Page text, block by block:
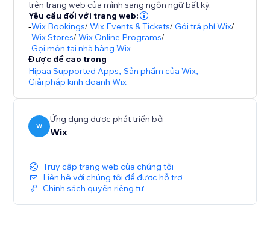
trên trang web của mình sang ngôn ngữ bất kỳ.
Yêu cầu đối với trang web:
-Wix Bookings/Wix Events & Tickets/Gói trả phí Wix/
Wix Stores/Wix Online Programs/
Gọi món tại nhà hàng Wix
Được đề cao trong
Hipaa Supported Apps,Sản phẩm của Wix,
Giải pháp kinh doanh Wix
W
Ứng dụng được phát triển bởi
Wix
Truy cập trang web của chúng tôi
Liên hệ với chúng tôi để được hỗ trợ
Chính sách quyền riêng tư